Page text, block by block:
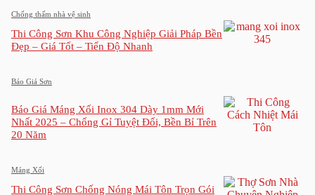
Chống thấm nhà vệ sinh
Thi Công Sơn Khu Công Nghiệp Giải Pháp Bền
Đẹp – Giá Tốt – Tiến Độ Nhanh
Báo Giá Sơn
Báo Giá Máng Xối Inox 304 Dày 1mm Mới
Nhất 2025 – Chống Gỉ Tuyệt Đối, Bền Bỉ Trên
20 Năm
Máng Xối
Thi Công Sơn Chống Nóng Mái Tôn Trọn Gói